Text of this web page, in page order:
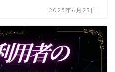
2025年6月23日